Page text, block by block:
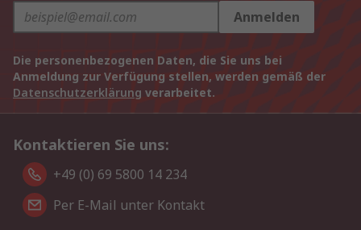
Anmelden
Die personenbezogenen Daten, die Sie uns bei
Anmeldung zur Verfügung stellen, werden gemäß der
Datenschutzerklärung verarbeitet.
Kontaktieren Sie uns:
+49 (0) 69 5800 14 234
Per E-Mail unter Kontakt